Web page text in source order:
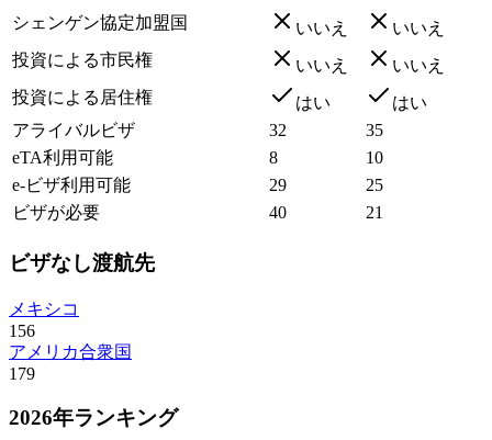
シェンゲン協定加盟国
いいえ
いいえ
投資による市民権
いいえ
いいえ
投資による居住権
はい
はい
アライバルビザ
32
35
eTA利用可能
8
10
e-ビザ利用可能
29
25
ビザが必要
40 21
ビザなし渡航先
メキシコ
156
アメリカ合衆国
179
2026年ランキング